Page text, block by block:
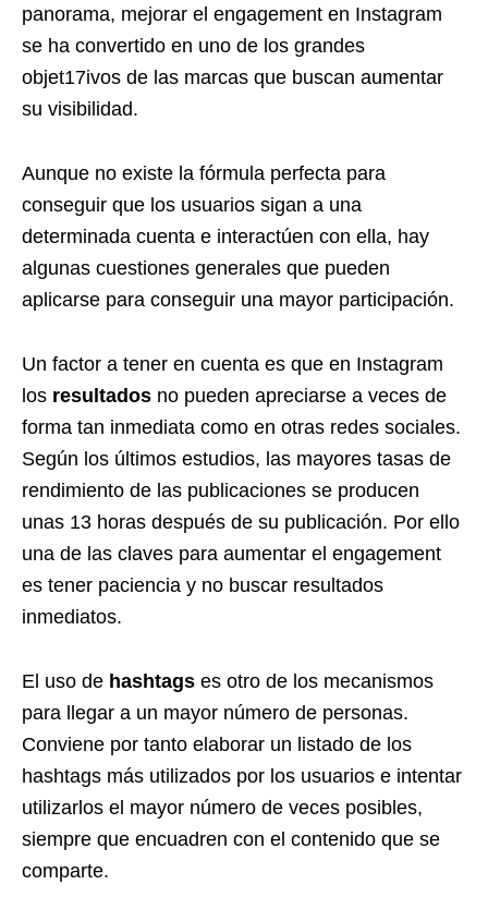
panorama, mejorar el engagement en Instagram
se ha convertido en uno de los grandes
objet17ivos de las marcas que buscan aumentar
su visibilidad.
Aunque no existe la fórmula perfecta para
conseguir que los usuarios sigan a una
determinada cuenta e interactúen con ella, hay
algunas cuestiones generales que pueden
aplicarse para conseguir una mayor participación.
Un factor a tener en cuenta es que en Instagram
los resultados no pueden apreciarse a veces de
forma tan inmediata como en otras redes sociales.
Según los últimos estudios, las mayores tasas de
rendimiento de las publicaciones se producen
unas 13 horas después de su publicación. Por ello
una de las claves para aumentar el engagement
es tener paciencia y no buscar resultados
inmediatos.
El uso de hashtags es otro de los mecanismos
para llegar a un mayor número de personas.
Conviene por tanto elaborar un listado de los
hashtags más utilizados por los usuarios e intentar
utilizarlos el mayor número de veces posibles,
siempre que encuadren con el contenido que se
comparte.